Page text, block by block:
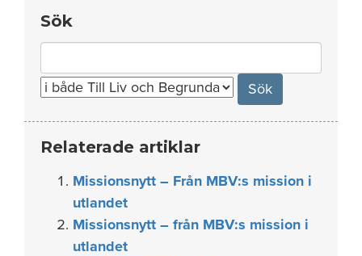
Sök
for:
Relaterade artiklar
Missionsnytt – Från MBV:s mission i
utlandet
Missionsnytt – från MBV:s mission i
utlandet